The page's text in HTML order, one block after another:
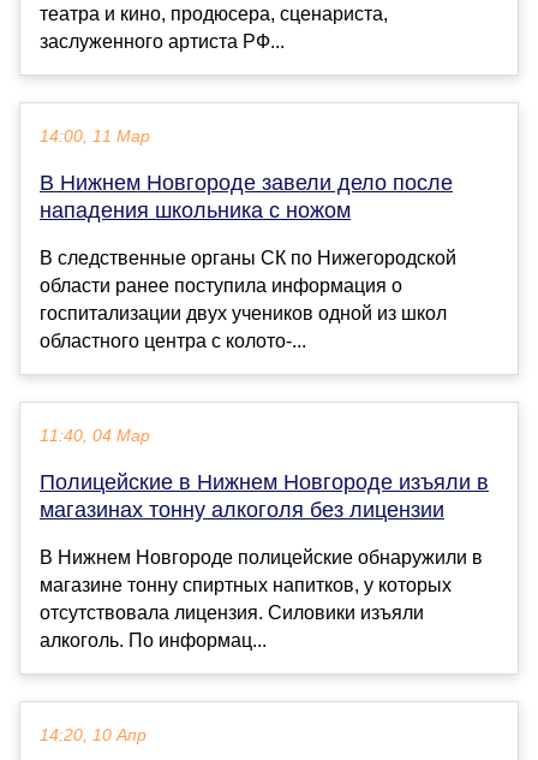
театра и кино, продюсера, сценариста,
заслуженного артиста РФ...
14:00, 11 Мар
В Нижнем Новгороде завели дело после
нападения школьника с ножом
В следственные органы СК по Нижегородской
области ранее поступила информация о
госпитализации двух учеников одной из школ
областного центра с колото-...
11:40, 04 Мар
Полицейские в Нижнем Новгороде изъяли в
магазинах тонну алкоголя без лицензии
В Нижнем Новгороде полицейские обнаружили в
магазине тонну спиртных напитков, у которых
отсутствовала лицензия. Силовики изъяли
алкоголь. По информац...
14:20, 10 Апр